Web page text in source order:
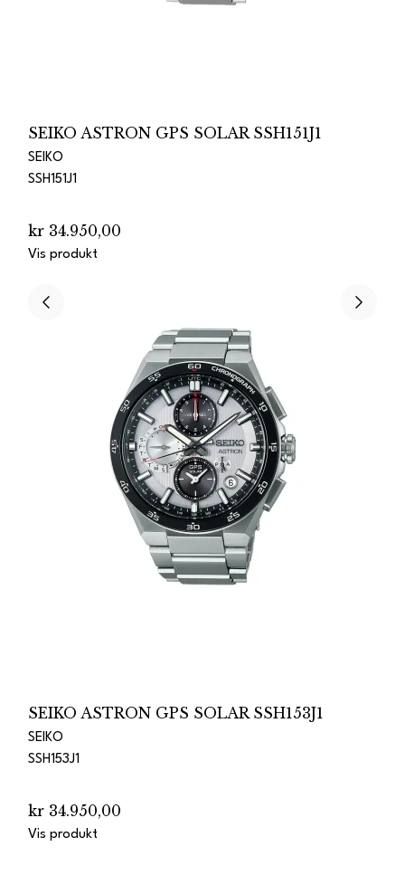
SEIKO ASTRON GPS SOLAR SSH151J1
SEIKO
SSH151J1
kr 34.950,00
Vis produkt
SEIKO ASTRON GPS SOLAR SSH153J1
SEIKO
SSH153J1
kr 34.950,00
Vis produkt